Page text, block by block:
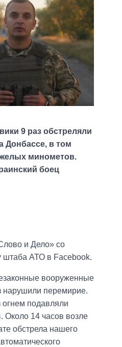
9 раз обстреляли
Донбассе, в том
минометов.
боец
и Дело» со
штаба АТО в Facebook.
вооруженные
перемирие.
подавляли
Около 14 часов возле
обстрела нашего